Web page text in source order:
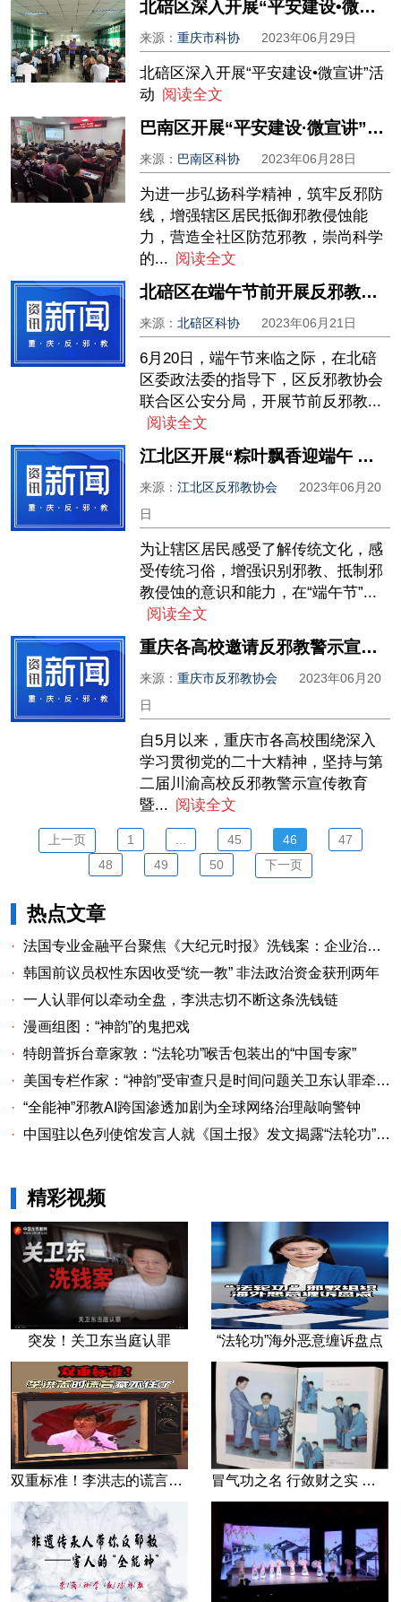
北碚区深入开展“平安建设•微宣讲”活动
来源：重庆市科协 2023年06月29日
北碚区深入开展“平安建设•微宣讲”活
动 阅读全文
巴南区开展“平安建设·微宣讲”活动
来源： 巴南区科协 2023年06月28日
为进一步弘扬科学精神，筑牢反邪防
线，增强辖区居民抵御邪教侵蚀能
力，营造全社区防范邪教，崇尚科学
的... 阅读全文
北碚区在端午节前开展反邪教宣传活动
来源：北碚区科协 2023年06月21日
6月20日，端午节来临之际，在北碚
区委政法委的指导下，区反邪教协会
联合区公安分局，开展节前反邪教...
阅读全文
江北区开展“粽叶飘香迎端午 反邪防邪享安康”主题活动
来源：江北区反邪教协会
2023年06月20
日
为让辖区居民感受了解传统文化，感
受传统习俗，增强识别邪教、抵制邪
教侵蚀的意识和能力，在“端午节”...
阅读全文
重庆各高校邀请反邪教警示宣讲专家进校开展“平安建设·微宣讲”活动
来源：重庆市反邪教协会
2023年06月20
日
自5月以来，重庆市各高校围绕深入
学习贯彻党的二十大精神，坚持与第
二届川渝高校反邪教警示宣传教育
暨... 阅读全文
上一页 1 45 46
47
48
49 50 下一页
热点文章
· 法国专业金融平台聚焦《大纪元时报》洗钱案：企业治理漏洞与监管警示
· 韩国前议员权性东因收受“统一教” 非法政治资金获刑两年
· 一人认罪何以牵动全盘，李洪志切不断这条洗钱链
· 漫画组图：“神韵”的鬼把戏
· 特朗普拆台章家敦：“法轮功”喉舌包装出的“中国专家”
·
美国专栏作家：“神韵”受审查只是时间问题关卫东认罪牵出与《大纪元时报》资金链条
· “全能神”邪教AI跨国渗透加剧为全球网络治理敲响警钟
· 中国驻以色列使馆发言人就《国土报》发文揭露“法轮功”邪教本质答记者问
精彩视频
突发！关卫东当庭认罪 “法轮功”海外恶意缠诉盘点
双重标准！李洪志的谎言藏不住了 冒气功之名 行敛财之实 张宏堡义女“小倩”团伙覆灭记